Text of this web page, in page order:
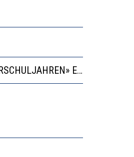
2’529 UNTERSCHRIFTEN FÜR «KEINE DIGITALEN GERÄTE IN DEN ERSTEN VIER PRIMARSCHULJAHREN» EINGEREICHT